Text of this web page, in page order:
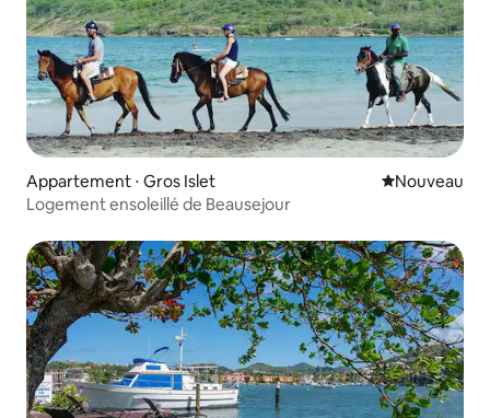
Appartement ⋅ Gros Islet Nouvel
Nouveau
Logement ensoleillé de Beausejour